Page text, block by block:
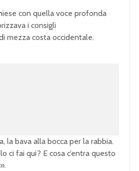
con quella voce profonda
i consigli
mezza costa occidentale.
la bava alla bocca per la rabbia.
ci fai qui? E cosa c’entra questo